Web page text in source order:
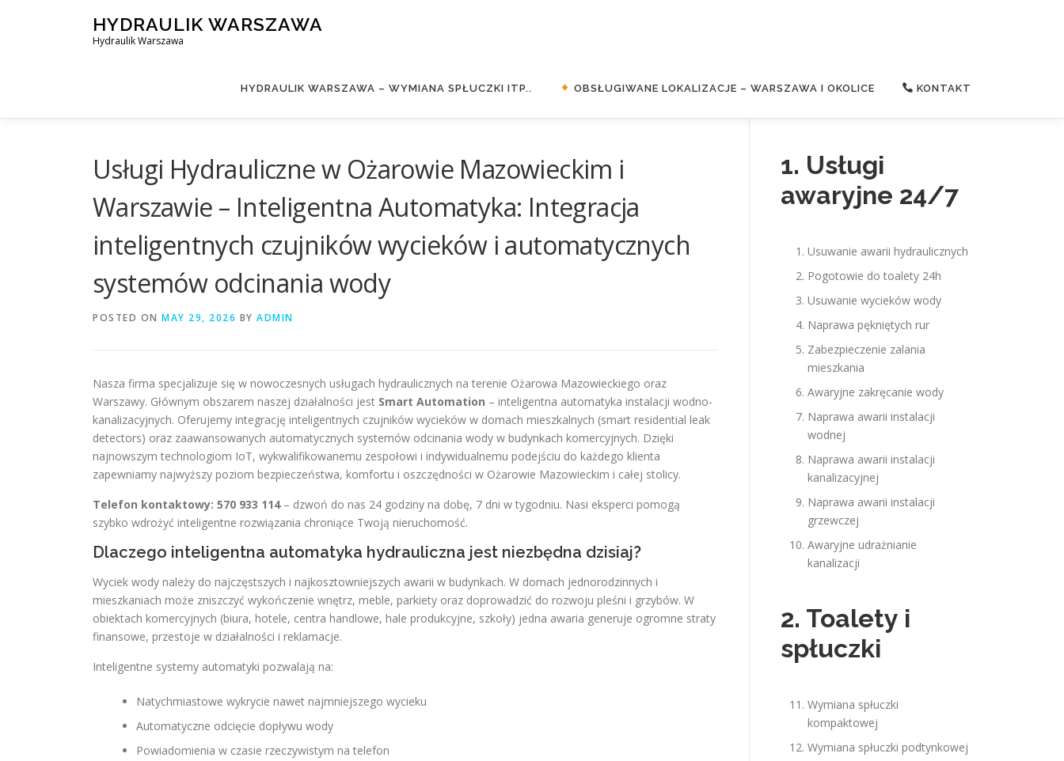
HYDRAULIK WARSZAWA
Hydraulik Warszawa
HYDRAULIK WARSZAWA – WYMIANA SPŁUCZKI ITP.. OBSŁUGIWANE LOKALIZACJE – WARSZAWA I OKOLICE KONTAKT
Usługi Hydrauliczne w Ożarowie Mazowieckim i
Warszawie – Inteligentna Automatyka: Integracja
inteligentnych czujników wycieków i automatycznych
systemów odcinania wody
POSTED ON MAY 29, 2026 BY ADMIN
Nasza firma specjalizuje się w nowoczesnych usługach hydraulicznych na terenie Ożarowa Mazowieckiego oraz
Warszawy. Głównym obszarem naszej działalności jest Smart Automation – inteligentna automatyka instalacji wodno-
kanalizacyjnych. Oferujemy integrację inteligentnych czujników wycieków w domach mieszkalnych (smart residential leak
detectors) oraz zaawansowanych automatycznych systemów odcinania wody w budynkach komercyjnych. Dzięki
najnowszym technologiom IoT, wykwalifikowanemu zespołowi i indywidualnemu podejściu do każdego klienta
zapewniamy najwyższy poziom bezpieczeństwa, komfortu i oszczędności w Ożarowie Mazowieckim i całej stolicy.
Telefon kontaktowy: 570 933 114– dzwoń do nas 24 godziny na dobę, 7 dni w tygodniu. Nasi eksperci pomogą
szybko wdrożyć inteligentne rozwiązania chroniące Twoją nieruchomość.
Dlaczego inteligentna automatyka hydrauliczna jest niezbędna dzisiaj?
Wyciek wody należy do najczęstszych i najkosztowniejszych awarii w budynkach. W domach jednorodzinnych i
mieszkaniach może zniszczyć wykończenie wnętrz, meble, parkiety oraz doprowadzić do rozwoju pleśni i grzybów. W
obiektach komercyjnych (biura, hotele, centra handlowe, hale produkcyjne, szkoły) jedna awaria generuje ogromne straty
finansowe, przestoje w działalności i reklamacje.
Inteligentne systemy automatyki pozwalają na:
Natychmiastowe wykrycie nawet najmniejszego wycieku
Automatyczne odcięcie dopływu wody
Powiadomienia w czasie rzeczywistym na telefon
1. Usługi
awaryjne 24/7
Usuwanie awarii hydraulicznych
Pogotowie do toalety 24h
Usuwanie wycieków wody
Naprawa pękniętych rur
Zabezpieczenie zalania
mieszkania
Awaryjne zakręcanie wody
Naprawa awarii instalacji
wodnej
Naprawa awarii instalacji
kanalizacyjnej
Naprawa awarii instalacji
grzewczej
Awaryjne udrażnianie
kanalizacji
2. Toalety i
spłuczki
Wymiana spłuczki
kompaktowej
Wymiana spłuczki podtynkowej